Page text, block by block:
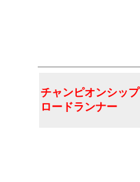
チャンピオンシップ
ロードランナー